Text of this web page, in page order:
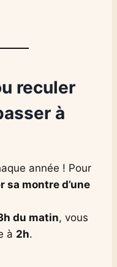
reculer
à
année ! Pour
sa montre d’une
du matin, vous
à 2h.